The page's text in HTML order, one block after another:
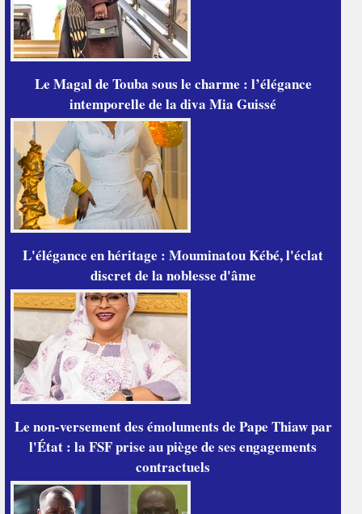
Le Magal de Touba sous le charme : l’élégance
intemporelle de la diva Mia Guissé
L'élégance en héritage : Mouminatou Kébé, l'éclat
discret de la noblesse d'âme
Le non-versement des émoluments de Pape Thiaw par
l'État : la FSF prise au piège de ses engagements
contractuels